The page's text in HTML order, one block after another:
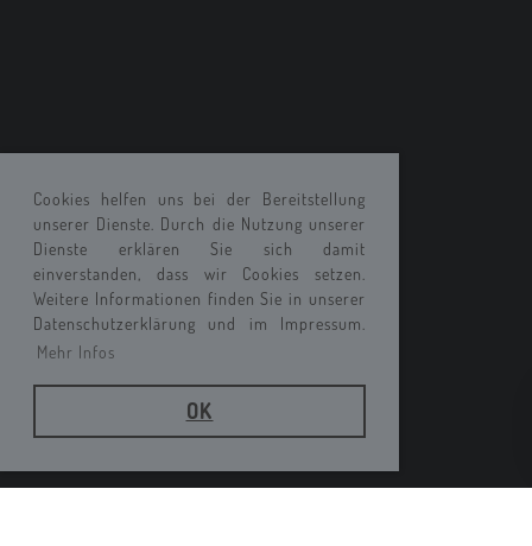
Cookies helfen uns bei der Bereitstellung
unserer Dienste. Durch die Nutzung unserer
Dienste erklären Sie sich damit
einverstanden, dass wir Cookies setzen.
Weitere Informationen finden Sie in unserer
Datenschutzerklärung und im Impressum.
Mehr Infos
OK